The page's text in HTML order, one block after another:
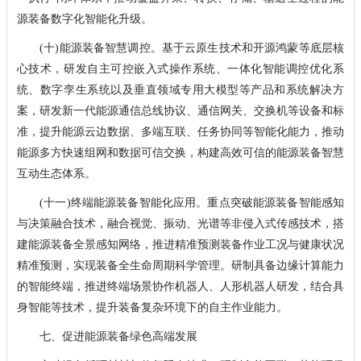
源装备数字化智能化升级。
(十)能源装备智慧调控。基于云原生技术和开源鸿蒙等底层核
心技术，研发自主可控嵌入式操作系统、一体化智能调控优化系
统、数字孪生系统以及垂直领域专用大模型等产品和系统解决方
案，研发新一代能源通信总线协议、通信网关、交换机等设备和标
准，提升能源云边数据、多端互联、任务协同等智能化能力，推动
能源多方快速组网和数据可信交换，构建高效可信的能源装备智慧
互动生态体系。
(十一)终端能源装备智能化应用。重点突破能源装备智能感知
与决策融合技术，融合视觉、振动、光谱等非侵入式传感技术，搭
建能源装备全景感知网络，推进精准预测装备作业工况与健康状况
精准预测，实现装备全生命周期科学管理。研制具备边缘计算能力
的智能终端，推进终端场景协作机器人、人形机器人研发，结合具
身智能等技术，提升装备复杂环境下的自主作业能力。
七、促进能源装备绿色高端发展